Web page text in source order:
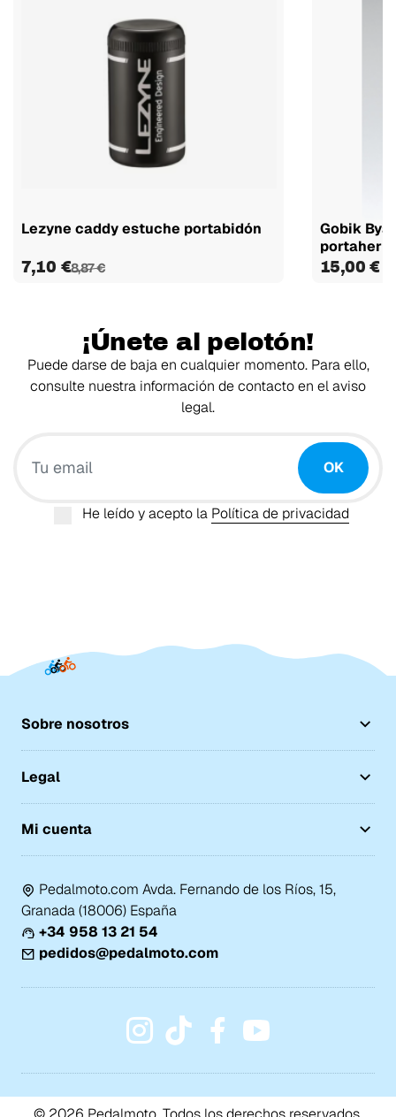
Lezyne caddy estuche portabidón
7,10 €8,87 €
Gobik
15,00 €
¡Únete al pelotón!
Puede darse de baja en cualquier momento. Para ello,
consulte nuestra información de contacto en el aviso
legal.
OK
He leído y acepto la Política de privacidad
Sobre nosotros
Legal
Mi cuenta
Pedalmoto.com Avda. Fernando de los Ríos, 15,
Granada (18006) España
+34 958 13 21 54
pedidos@pedalmoto.com